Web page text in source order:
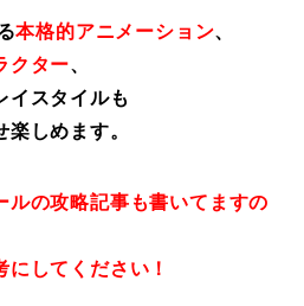
本格的アニメーション、
クター、
イスタイルも
しめます。
ルの攻略記事も書いてますの
してください！